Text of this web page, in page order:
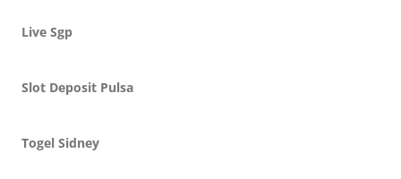
Live Sgp
Slot Deposit Pulsa
Togel Sidney